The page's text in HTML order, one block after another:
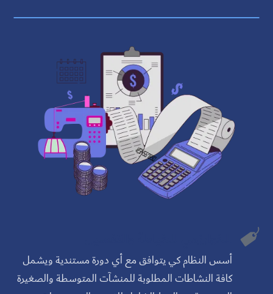

أسس النظام كي يتوافق مع أي دورة مستندية ويشمل
كافة النشاطات المطلوبة للمنشآت المتوسطة والصغيرة